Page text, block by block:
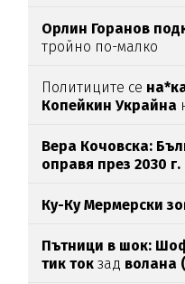
Орлин Горанов
тройно по-малко
Политиците се
Копейкин Украйна
Вера Кочовска:
оправя през 2030 г.
Ку-Ку Мермерски
Пътници в шок:
тик ток зад волана